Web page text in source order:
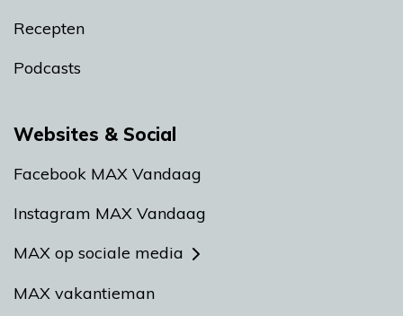
Recepten
Podcasts
Websites & Social
Facebook MAX Vandaag
Instagram MAX Vandaag
MAX op sociale media
MAX vakantieman